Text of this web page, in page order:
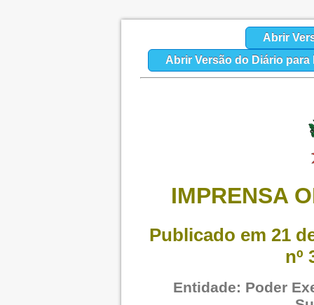
Abrir
Abrir Versão do Diário para
IMPRENSA
Publicado em 21
nº
Entidade: Poder